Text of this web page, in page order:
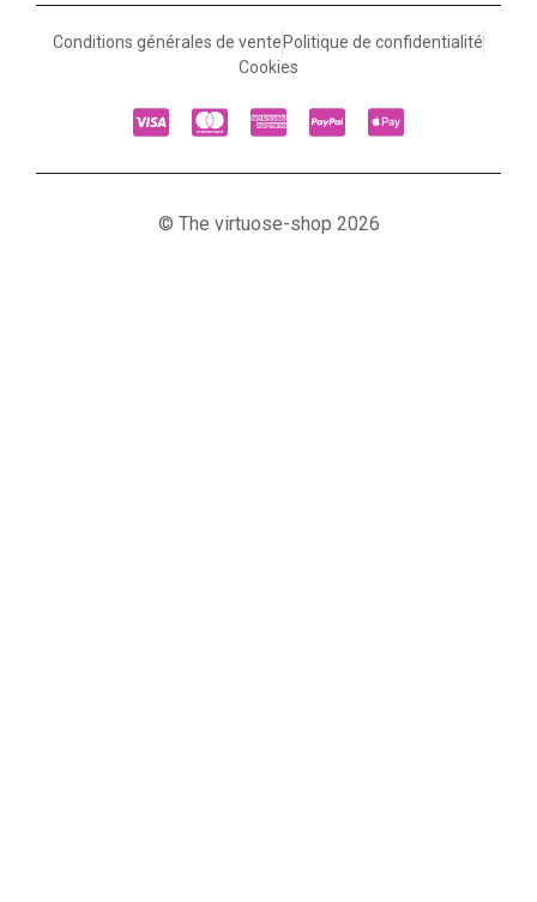
Conditions générales de vente Politique de confidentialité
Cookies
© The virtuose-shop 2026